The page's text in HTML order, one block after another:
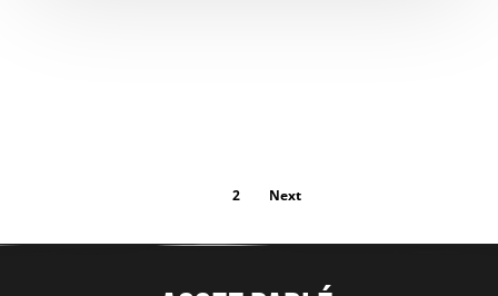
2 Next